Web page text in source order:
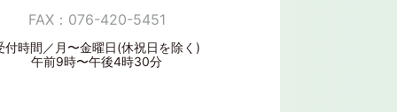
FAX：076-420-5451
付時間／月〜金曜日(休祝日を除く)
午前9時〜午後4時30分